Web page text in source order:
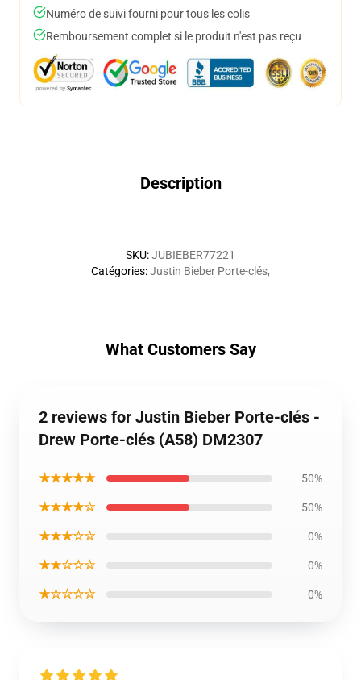
Numéro de suivi fourni pour tous les colis
Remboursement complet si le produit n'est pas reçu
Description
SKU:JUBIEBER77221
Catégories:Justin Bieber Porte-clés,
What Customers Say
2 reviews for Justin Bieber Porte-clés -
Drew Porte-clés (A58) DM2307
★★★★★ 50%
★★★★☆ 50%
★★★☆☆ 0%
★★☆☆☆ 0%
★☆☆☆☆ 0%